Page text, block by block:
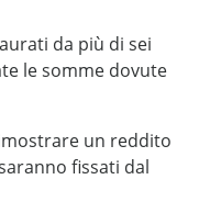
da più di sei
le somme dovute
un reddito
fissati dal